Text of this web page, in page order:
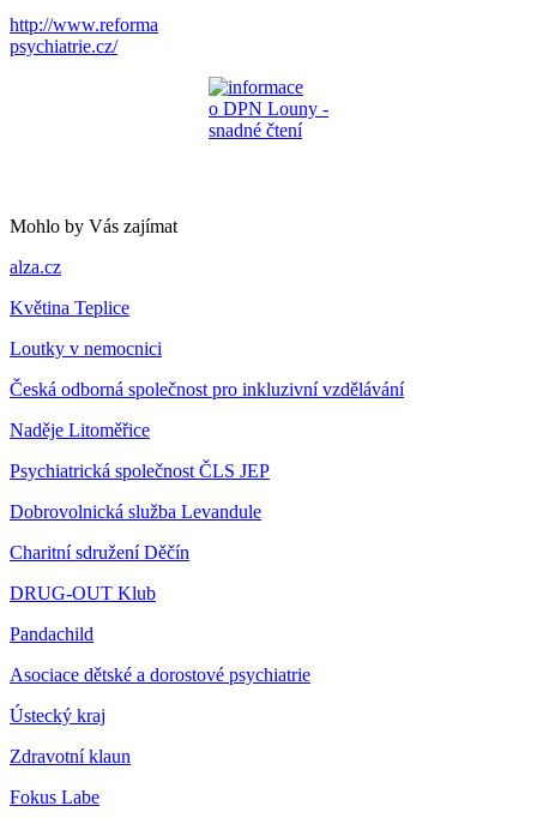
http://www.reforma
psychiatrie.cz/
Mohlo by Vás zajímat
alza.cz
Květina Teplice
Loutky v nemocnici
Česká odborná společnost pro inkluzivní vzdělávání
Naděje Litoměřice
Psychiatrická společnost ČLS JEP
Dobrovolnická služba Levandule
Charitní sdružení Děčín
DRUG-OUT Klub
Pandachild
Asociace dětské a dorostové psychiatrie
Ústecký kraj
Zdravotní klaun
Fokus Labe